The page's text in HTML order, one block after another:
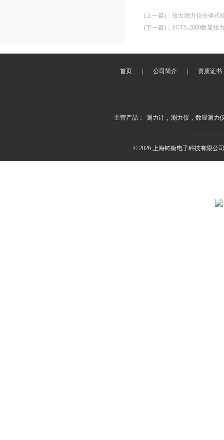
(上一篇) ： 拉力测力仪分体式
(下一篇) ： SGTS-2000数显扭
首页 公司简介 资质证书
主营产品： 测力计 , 测力仪 , 数显测力
© 2026 上海铸衡电子科技有限公